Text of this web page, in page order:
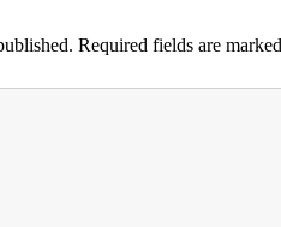
Required fields are marked